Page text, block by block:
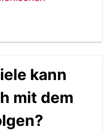
kann
mit dem